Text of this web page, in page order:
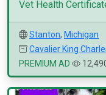
Vet Health
Stanton, Michigan
Cavalier King
PREMIUM AD